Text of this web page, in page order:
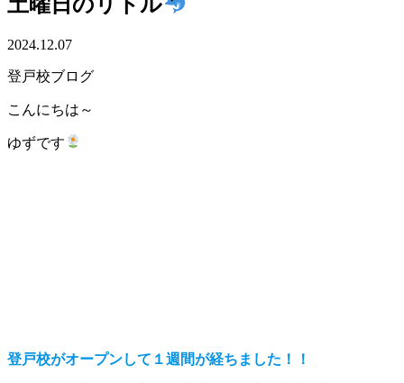
2024.12.07
登戸校ブログ
こんにちは～
ゆずです
登戸校がオープンして１週間が経ちました！！